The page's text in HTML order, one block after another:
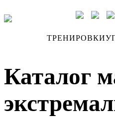
ТРЕНИРОВКИ
Каталог